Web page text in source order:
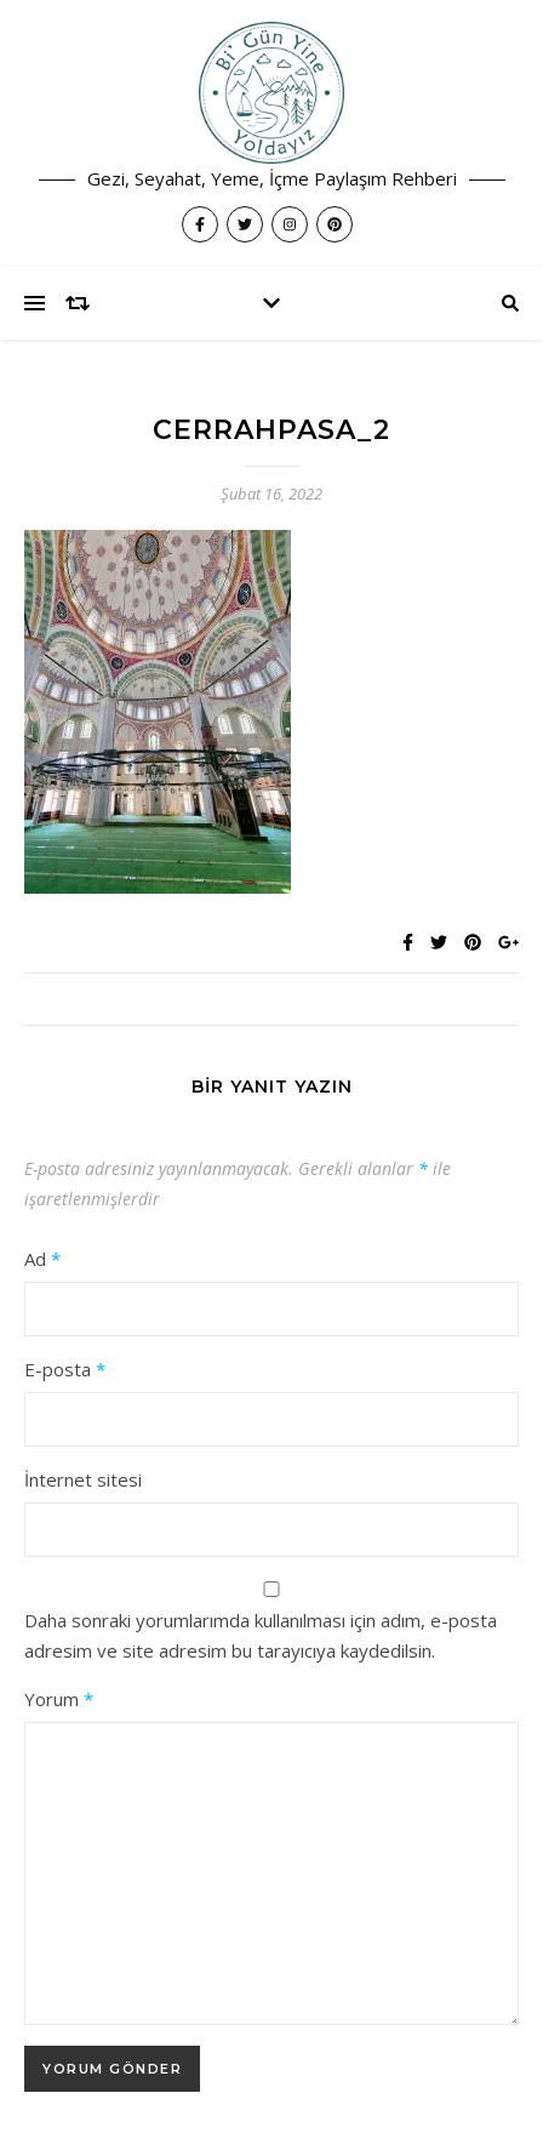
Gezi, Seyahat, Yeme, İçme Paylaşım Rehberi
CERRAHPASA_2
Şubat 16, 2022
BIR YANIT YAZIN
E-posta adresiniz yayınlanmayacak. Gerekli alanlar * ile
işaretlenmişlerdir
Ad *
E-posta *
İnternet sitesi
Daha sonraki yorumlarımda kullanılması için adım, e-posta
adresim ve site adresim bu tarayıcıya kaydedilsin.
Yorum *